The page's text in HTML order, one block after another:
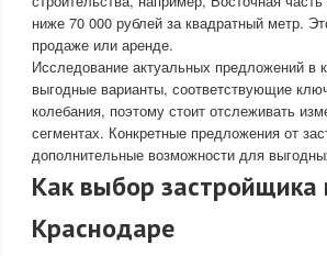
ниже 70 000 рублей за квадратный метр.
продаже или аренде.
Исследование актуальных предложений в
выгодные варианты, соответствующие
колебания, поэтому стоит отслеживать
сегментах. Конкретные предложения от
дополнительные возможности для
Как выбор застройщика
Краснодаре